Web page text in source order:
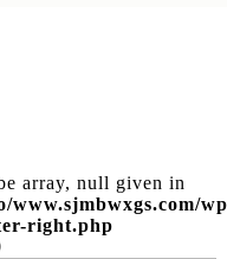
array, null given in
www.sjmbwxgs.com/
right.php